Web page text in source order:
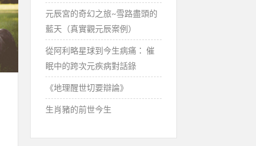
元辰宮的奇幻之旅~雪路盡頭的
藍天（真實觀元辰案例）
從阿利略星球到今生病痛： 催
眠中的跨次元疾病對話錄
《地理醒世切要辯論》
生肖豬的前世今生